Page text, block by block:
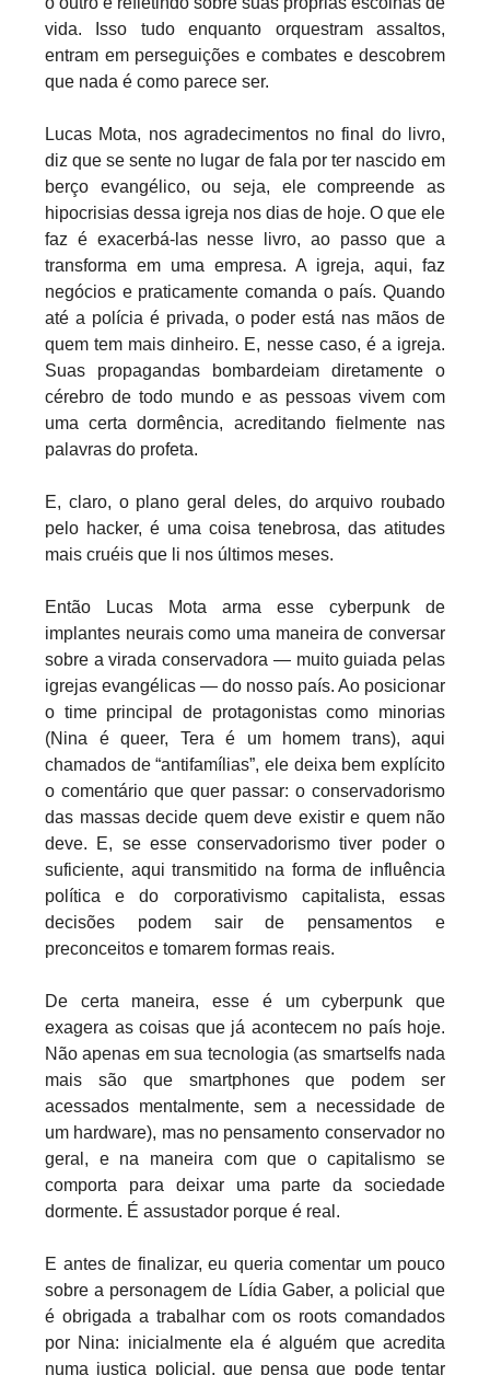
vida. Isso tudo enquanto orquestram assaltos,
entram em perseguições e combates e descobrem
que nada é como parece ser.
Lucas Mota, nos agradecimentos no final do livro,
diz que se sente no lugar de fala por ter nascido em
berço evangélico, ou seja, ele compreende as
hipocrisias dessa igreja nos dias de hoje. O que ele
faz é exacerbá-las nesse livro, ao passo que a
transforma em uma empresa. A igreja, aqui, faz
negócios e praticamente comanda o país. Quando
até a polícia é privada, o poder está nas mãos de
quem tem mais dinheiro. E, nesse caso, é a igreja.
Suas propagandas bombardeiam diretamente o
cérebro de todo mundo e as pessoas vivem com
uma certa dormência, acreditando fielmente nas
palavras do profeta.
E, claro, o plano geral deles, do arquivo roubado
pelo hacker, é uma coisa tenebrosa, das atitudes
mais cruéis que li nos últimos meses.
Então Lucas Mota arma esse cyberpunk de
implantes neurais como uma maneira de conversar
sobre a virada conservadora — muito guiada pelas
igrejas evangélicas — do nosso país. Ao posicionar
o time principal de protagonistas como minorias
(Nina é queer, Tera é um homem trans), aqui
chamados de “antifamílias”, ele deixa bem explícito
o comentário que quer passar: o conservadorismo
das massas decide quem deve existir e quem não
deve. E, se esse conservadorismo tiver poder o
suficiente, aqui transmitido na forma de influência
política e do corporativismo capitalista, essas
decisões podem sair de pensamentos e
preconceitos e tomarem formas reais.
De certa maneira, esse é um cyberpunk que
exagera as coisas que já acontecem no país hoje.
Não apenas em sua tecnologia (as smartselfs nada
mais são que smartphones que podem ser
acessados mentalmente, sem a necessidade de
um hardware), mas no pensamento conservador no
geral, e na maneira com que o capitalismo se
comporta para deixar uma parte da sociedade
dormente. É assustador porque é real.
E antes de finalizar, eu queria comentar um pouco
sobre a personagem de Lídia Gaber, a policial que
é obrigada a trabalhar com os roots comandados
por Nina: inicialmente ela é alguém que acredita
numa justiça policial, que pensa que pode tentar